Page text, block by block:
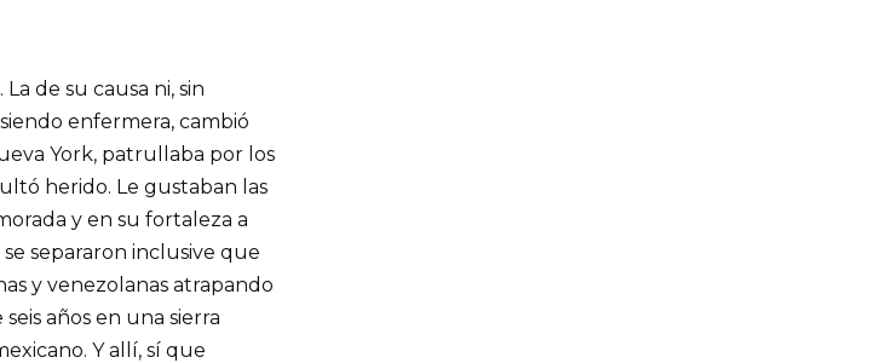
de su causa ni, sin
enfermera, cambió
York, patrullaba por los
herido. Le gustaban las
y en su fortaleza a
separaron inclusive que
y venezolanas atrapando
años en una sierra
Y allí, sí que